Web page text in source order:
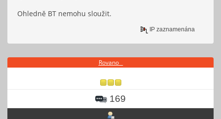
Ohledně BT nemohu sloužit.
IP zaznamenána
Rovano _
169